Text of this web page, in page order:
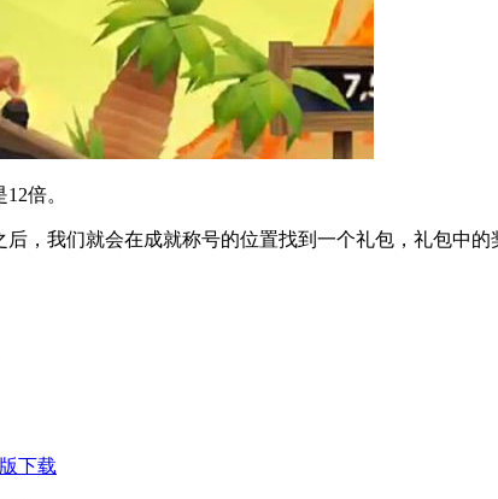
倍。
我们就会在成就称号的位置找到一个礼包，礼包中的